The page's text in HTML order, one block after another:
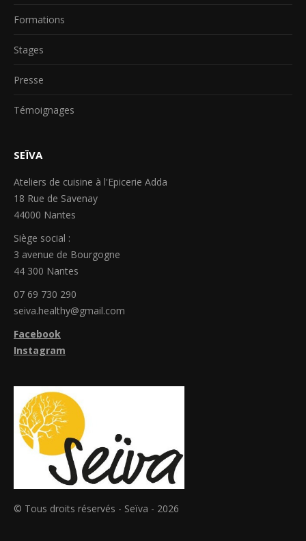
Formations
Stages
Presse
Témoignages
SEÏVA
Ateliers de cuisine à l'Epicerie Adda
18 Rue de Savenay
44000 Nantes
Siège social :
3 avenue de Bourgogne
44 300 Nantes
07 69 730 290
seiva.healthy@gmail.com
Facebook
Instagram
© Tous droits réservés - Seïva - 2026